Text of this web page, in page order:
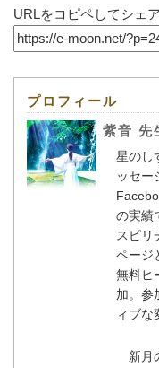
URLをコピペしてシェ
プロフィール
紫音 先
星のし
ッセー
の実績
スピリ
ページ
無料ヒ
加。参
ィブな
新月